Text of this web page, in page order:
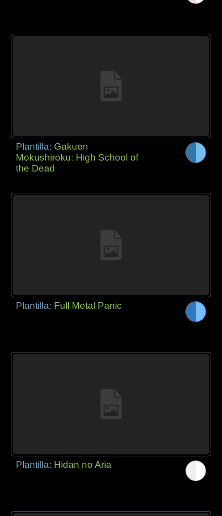
Plantilla: Gakuen
Mokushiroku: High School of
the Dead
Plantilla: Full Metal Panic
Plantilla: Hidan no Aria